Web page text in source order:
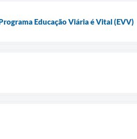
Educação Viária é Vital (EVV)